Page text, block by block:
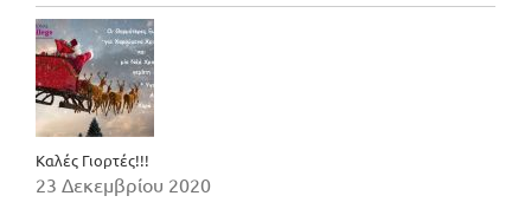
Καλές Γιορτές!!!
23 Δεκεμβρίου 2020